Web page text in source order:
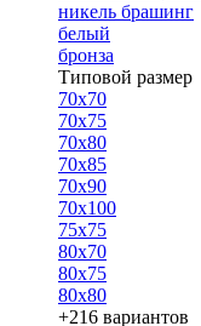
никель брашинг
белый
бронза
Типовой размер
70х70
70х75
70х80
70х85
70х90
70х100
75х75
80х70
80х75
80х80
+216 вариантов